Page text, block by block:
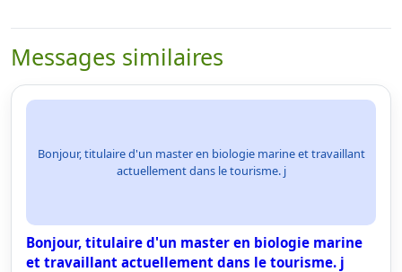
Messages similaires
Bonjour, titulaire d'un master en biologie marine et travaillant
actuellement dans le tourisme. j
Bonjour, titulaire d'un master en biologie marine
et travaillant actuellement dans le tourisme. j